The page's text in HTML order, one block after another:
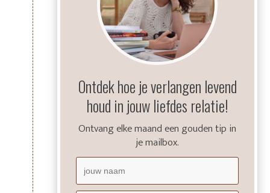
Ontdek hoe je verlangen levend
houd in jouw liefdes relatie!
Ontvang elke maand een gouden tip in
je mailbox.